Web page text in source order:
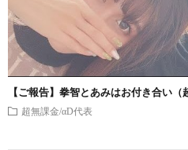
【ご報告】拳智とあみはお付き合い（
超無課金/αD代表